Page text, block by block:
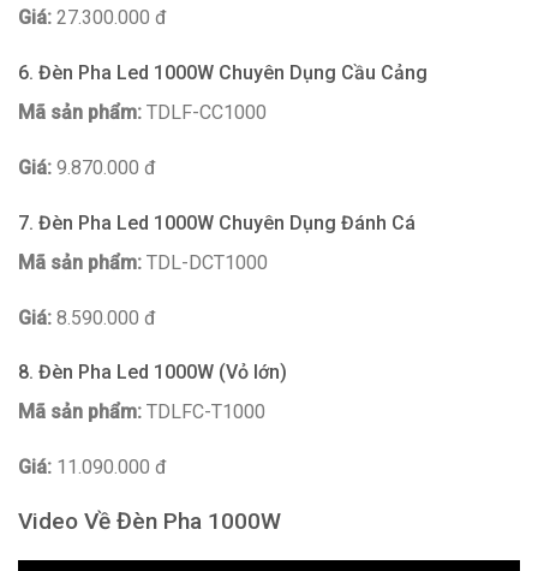
Giá: 27.300.000 đ
6. Đèn Pha Led 1000W Chuyên Dụng Cầu Cảng
Mã sản phẩm: TDLF-CC1000
Giá: 9.870.000 đ
7. Đèn Pha Led 1000W Chuyên Dụng Đánh Cá
Mã sản phẩm: TDL-DCT1000
Giá: 8.590.000 đ
8. Đèn Pha Led 1000W (Vỏ lớn)
Mã sản phẩm: TDLFC-T1000
Giá: 11.090.000 đ
Video Về Đèn Pha 1000W